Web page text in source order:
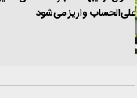
علی‌الحساب واریز می‌شود